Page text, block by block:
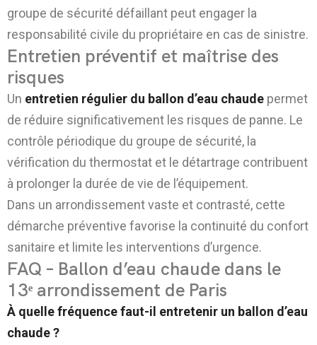
groupe de sécurité défaillant peut engager la
responsabilité civile du propriétaire en cas de sinistre.
Entretien préventif et maîtrise des
risques
Un entretien régulier du ballon d’eau chaude permet
de réduire significativement les risques de panne. Le
contrôle périodique du groupe de sécurité, la
vérification du thermostat et le détartrage contribuent
à prolonger la durée de vie de l’équipement.
Dans un arrondissement vaste et contrasté, cette
démarche préventive favorise la continuité du confort
sanitaire et limite les interventions d’urgence.
FAQ – Ballon d’eau chaude dans le
13ᵉ arrondissement de Paris
À quelle fréquence faut-il entretenir un ballon d’eau
chaude ?